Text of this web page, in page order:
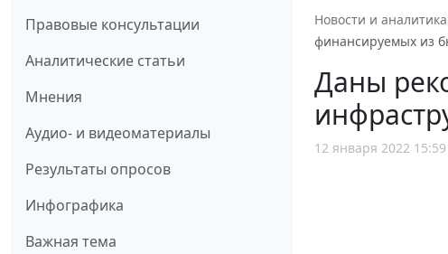
Правовые консультации
Аналитические статьи
Мнения
Аудио- и видеоматериалы
Результаты опросов
Инфографика
Важная тема
Новости и аналитика
финансируемых из
Даны
12 января 2022 15:59